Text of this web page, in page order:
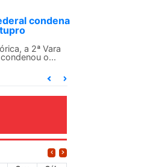
condena
a 2ª Vara
o...